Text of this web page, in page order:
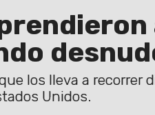
los lleva a recorrer
Unidos.